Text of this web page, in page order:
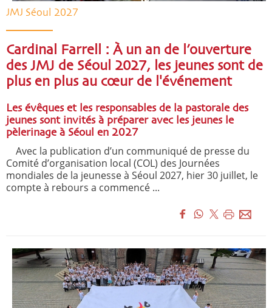
JMJ Séoul 2027
Cardinal Farrell : À un an de l’ouverture
des JMJ de Séoul 2027, les jeunes sont de
plus en plus au cœur de l'événement
Les évêques et les responsables de la pastorale des
jeunes sont invités à préparer avec les jeunes le
pèlerinage à Séoul en 2027
Avec la publication d’un communiqué de presse du
Comité d’organisation local (COL) des Journées
mondiales de la jeunesse à Séoul 2027, hier 30 juillet, le
compte à rebours a commencé ...